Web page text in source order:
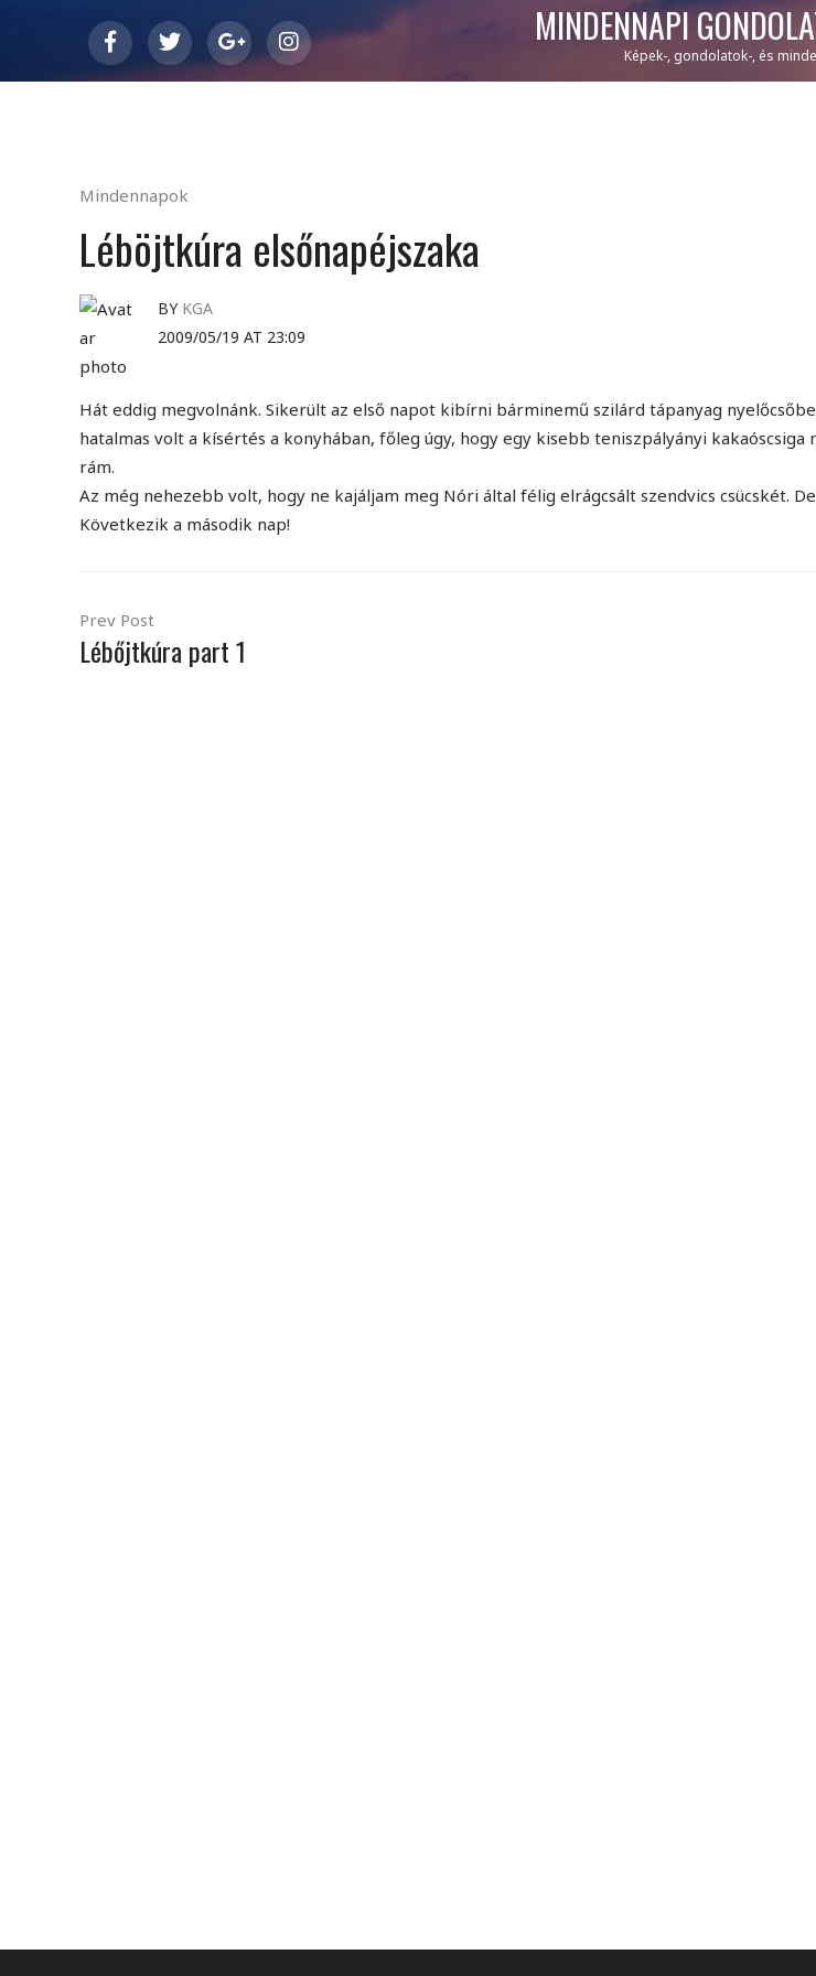
MINDENNAPI
Képek-, gondolatok-, és
Mindennapok
Léböjtkúra elsőnapéjszaka
BY KGA
2009/05/19 AT 23:09
Hát eddig megvolnánk. Sikerült az első napot kibírni bárminemű szilárd tápanyag
hatalmas volt a kísértés a konyhában, főleg úgy, hogy egy kisebb teniszpályányi kakaóscsiga
rám.
Az még nehezebb volt, hogy ne kajáljam meg Nóri által félig elrágcsált szendvics csücskét.
Következik a második nap!
Prev Post
Lébőjtkúra part 1